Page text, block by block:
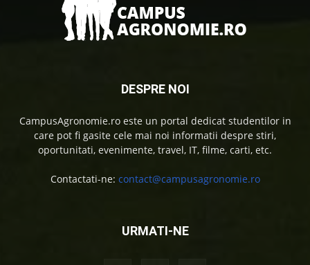
DESPRE NOI
CampusAgronomie.ro este un portal dedicat studentilor in
care pot fi gasite cele mai noi informatii despre stiri,
oportunitati, evenimente, travel, IT, filme, carti, etc.
Contactati-ne: contact@campusagronomie.ro
URMATI-NE